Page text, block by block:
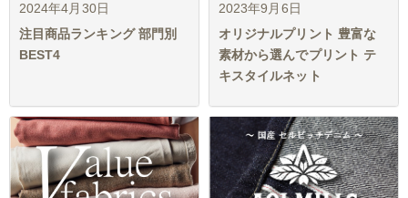
2024年4月30日
注目商品ランキング 部門別
BEST4
2023年9月6日
オリジナルプリント 豊富な
素材から選んでプリント テ
キスタイルネット